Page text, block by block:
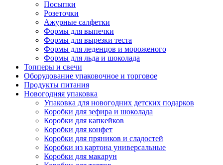
Посыпки
Розеточки
Ажурные салфетки
Формы для выпечки
Формы для вырезки теста
Формы для леденцов и мороженого
Формы для льда и шоколада
Топперы и свечи
Оборудование упаковочное и торговое
Продукты питания
Новогодняя упаковка
Упаковка для новогодних детских подарков
Коробки для зефира и шоколада
Коробки для капкейков
Коробки для конфет
Коробки для пряников и сладостей
Коробки из картона универсальные
Коробки для макарун